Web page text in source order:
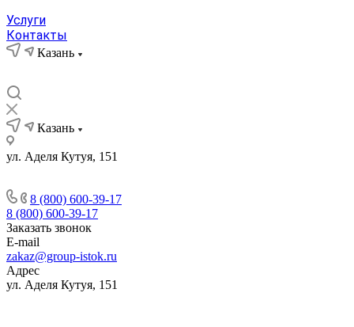
Услуги
Контакты
Казань
Казань
ул. Аделя Кутуя, 151
8 (800) 600-39-17
8 (800) 600-39-17
Заказать звонок
E-mail
zakaz@group-istok.ru
Адрес
ул. Аделя Кутуя, 151